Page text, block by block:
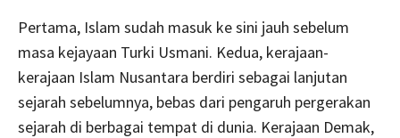
Pertama, Islam sudah masuk ke sini jauh sebelum
masa kejayaan Turki Usmani. Kedua, kerajaan-
kerajaan Islam Nusantara berdiri sebagai lanjutan
sejarah sebelumnya, bebas dari pengaruh pergerakan
sejarah di berbagai tempat di dunia. Kerajaan Demak,